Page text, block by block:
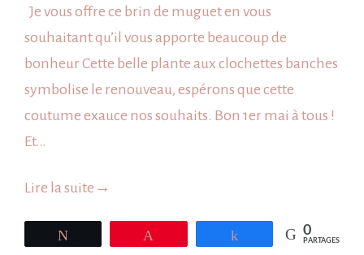
1
er
mai
Je vous offre ce brin de muguet en vous
souhaitant qu’il vous apporte beaucoup de
bonheur Cette belle plante aux clochettes banches
symbolise le renouveau, espérons que cette
coutume exauce nos souhaits. Bon 1er mai à tous !
Et…
Lire la suite →
Partagez 0
PARTAGES